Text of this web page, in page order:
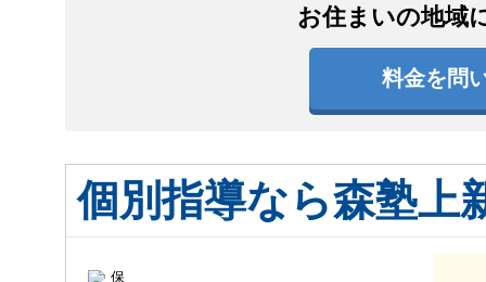
お住まいの地域
料金を問
個別指導なら森塾上